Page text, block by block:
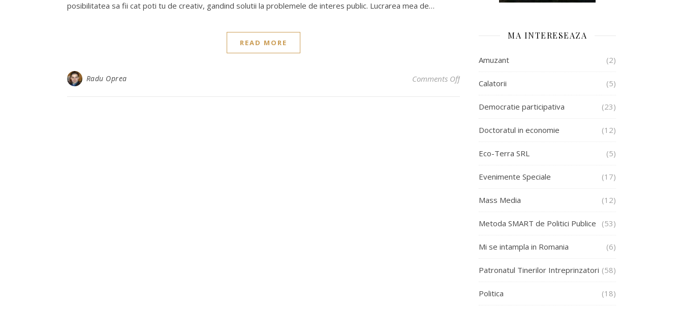
posibilitatea sa fii cat poti tu de creativ, gandind solutii la problemele de interes public. Lucrarea mea de…
READ MORE
Radu Oprea Comments Offon E timpul de scris lucrari pentru doctorat
MA INTERESEAZA
Amuzant (2)
Calatorii (5)
Democratie participativa (23)
Doctoratul in economie (12)
Eco-Terra SRL (5)
Evenimente Speciale (17)
Mass Media (12)
Metoda SMART de Politici Publice (53)
Mi se intampla in Romania (6)
Patronatul Tinerilor Intreprinzatori (58)
Politica (18)